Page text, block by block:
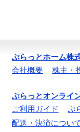
ぷらっとホーム株
会社概要
株主・
ぷらっとオンライ
ご利用ガイド
ぷ
配送・決済につい